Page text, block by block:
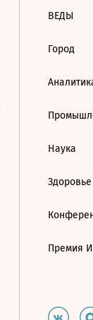
ВЕДЫ
Город
Наука
Здоровье
Премия